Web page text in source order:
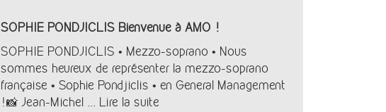
SOPHIE PONDJICLIS Bienvenue à AMO !
SOPHIE PONDJICLIS • Mezzo-soprano • Nous
sommes heureux de représenter la mezzo-soprano
française • Sophie Pondjiclis • en General Management
! 📸 Jean-Michel ... Lire la suite